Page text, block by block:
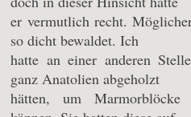
er vermutlich recht.
so dicht bewaldet. Ich
hatte an einer anderen
ganz Anatolien abgeholzt
hätten, um Marmorblöcke